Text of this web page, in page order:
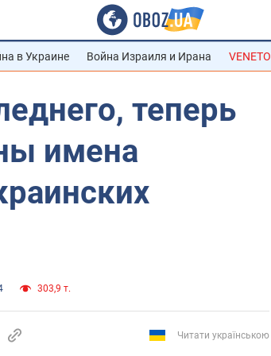
в Украине Война Израиля и Ирана VENETO
теперь
имена
303,9 т.
Читати українською